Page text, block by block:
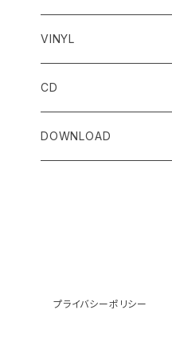
VINYL
CD
DOWNLOAD
プライバシーポリシー